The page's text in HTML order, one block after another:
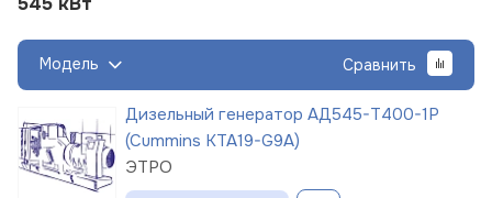
Модель Сравнить
Дизельный генератор АД545-Т400-1Р
(Cummins KTA19-G9A)
ЭТРО